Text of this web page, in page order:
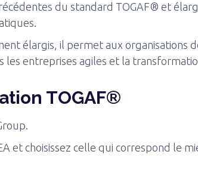
du standard TOGAF® et
élargis, il permet aux organisations
les entreprises agiles et la
TOGAF®
choisissez celle qui correspond le